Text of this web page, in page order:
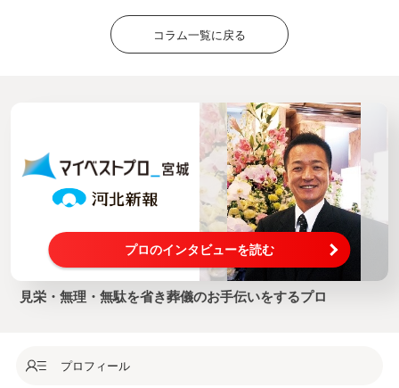
コラム一覧に戻る
プロのインタビューを読む
見栄・無理・無駄を省き葬儀のお手伝いをするプロ
プロフィール